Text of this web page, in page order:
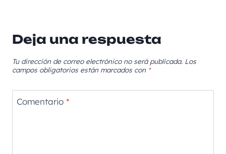
Deja una respuesta
Tu dirección de correo electrónico no será publicada. Los
campos obligatorios están marcados con *
Comentario *